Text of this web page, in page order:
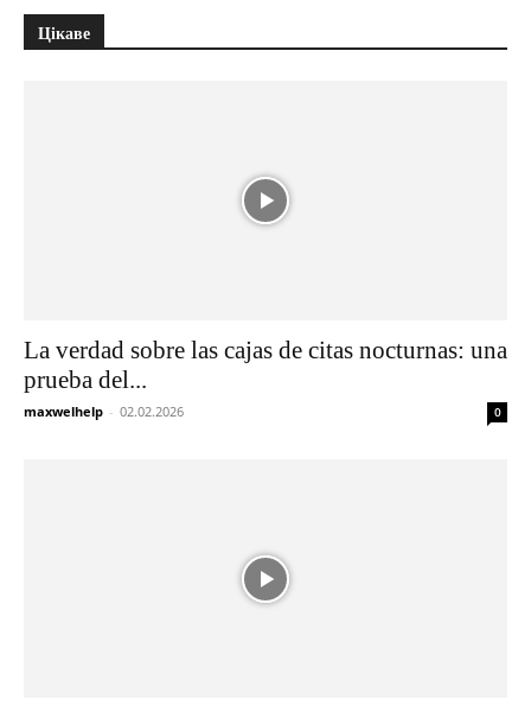
Цікаве
La verdad sobre las cajas de citas nocturnas: una
prueba del...
maxwelhelp - 02.02.2026 0